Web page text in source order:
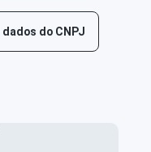
do CNPJ